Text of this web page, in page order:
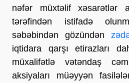
nəfər müxtəlif xəsarətlər
tərəfindən istifadə
səbəbindən gözündən
iqtidara qarşı etirazları
müxalifətlə vətəndaş
aksiyaları müəyyən